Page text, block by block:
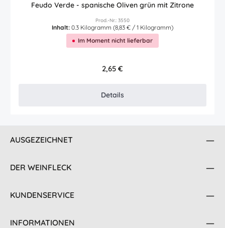
Feudo Verde - spanische Oliven grün mit Zitrone
Prod.-Nr.: 3550
Inhalt: 0.3 Kilogramm (8,83 € / 1 Kilogramm)
Im Moment nicht lieferbar
Regulärer Preis:
2,65 €
Details
AUSGEZEICHNET
DER WEINFLECK
KUNDENSERVICE
INFORMATIONEN